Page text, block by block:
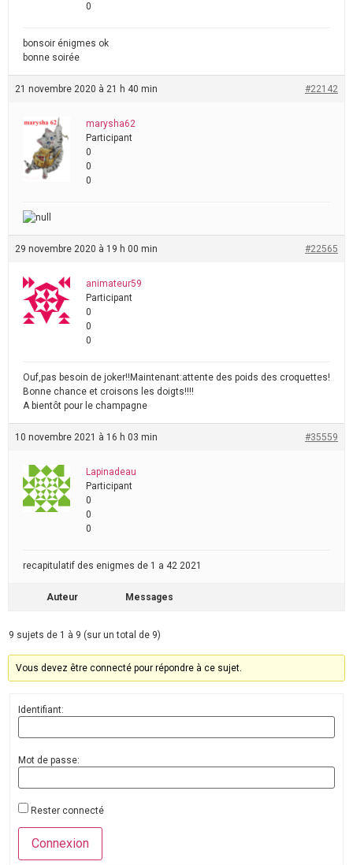
0
bonsoir énigmes ok
bonne soirée
21 novembre 2020 à 21 h 40 min #22142
marysha62
Participant
0
0
0
29 novembre 2020 à 19 h 00 min #22565
animateur59
Participant
0
0
0
Ouf,pas besoin de joker!!Maintenant:attente des poids des croquettes!
Bonne chance et croisons les doigts!!!!
A bientôt pour le champagne
10 novembre 2021 à 16 h 03 min #35559
Lapinadeau
Participant
0
0
0
recapitulatif des enigmes de 1 a 42 2021
Auteur Messages
9 sujets de 1 à 9 (sur un total de 9)
Vous devez être connecté pour répondre à ce sujet.
Identifiant:
Mot de passe:
Rester connecté
Connexion